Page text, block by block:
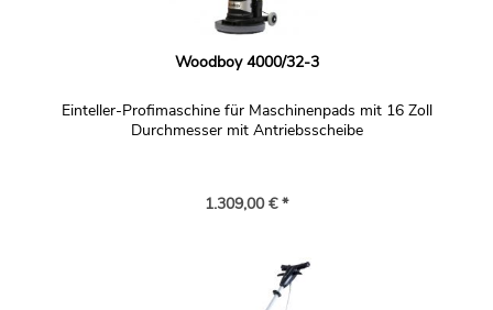
Woodboy 4000/32-3
Einteller-Profimaschine für Maschinenpads mit 16 Zoll
Durchmesser mit Antriebsscheibe
1.309,00 € *